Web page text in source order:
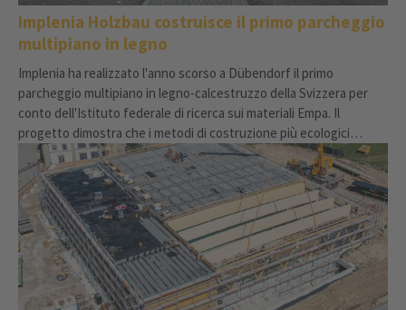
Implenia Holzbau costruisce il primo parcheggio
multipiano in legno
Implenia ha realizzato l'anno scorso a Dübendorf il primo
parcheggio multipiano in legno-calcestruzzo della Svizzera per
conto dell'Istituto federale di ricerca sui materiali Empa. Il
progetto dimostra che i metodi di costruzione più ecologici
possono essere implementati anche su larga scala.